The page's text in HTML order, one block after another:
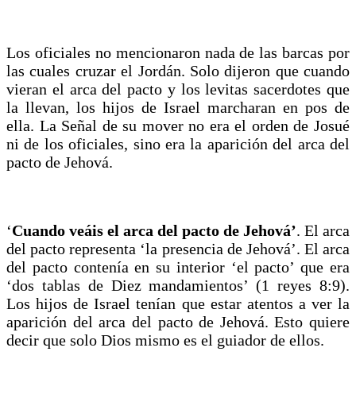
Los oficiales no mencionaron nada de las barcas por
las cuales cruzar el Jordán. Solo dijeron que cuando
vieran el arca del pacto y los levitas sacerdotes que
la llevan, los hijos de Israel marcharan en pos de
ella. La Señal de su mover no era el orden de Josué
ni de los oficiales, sino era la aparición del arca del
pacto de Jehová.
‘Cuando veáis el arca del pacto de Jehová’. El arca
del pacto representa ‘la presencia de Jehová’. El arca
del pacto contenía en su interior ‘el pacto’ que era
‘dos tablas de Diez mandamientos’ (1 reyes 8:9).
Los hijos de Israel tenían que estar atentos a ver la
aparición del arca del pacto de Jehová. Esto quiere
decir que solo Dios mismo es el guiador de ellos.